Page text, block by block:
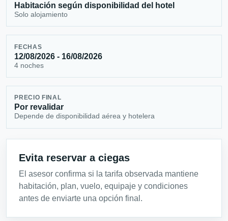
Habitación según disponibilidad del hotel
Solo alojamiento
FECHAS
12/08/2026 - 16/08/2026
4 noches
PRECIO FINAL
Por revalidar
Depende de disponibilidad aérea y hotelera
Evita reservar a ciegas
El asesor confirma si la tarifa observada mantiene
habitación, plan, vuelo, equipaje y condiciones
antes de enviarte una opción final.